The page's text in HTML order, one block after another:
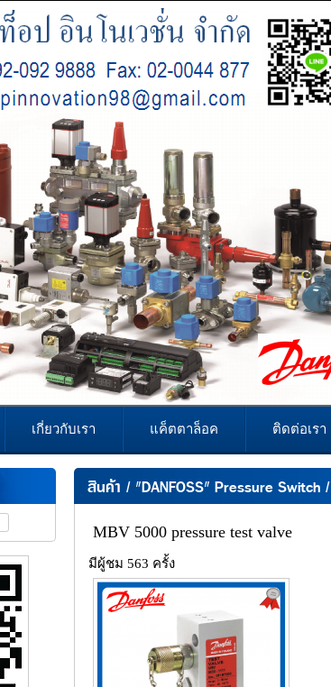
เกี่ยวกับเรา แค็ตตาล็อค ติดต่อเรา
สินค้า / "DANFOSS" Pressure Switch /
MBV 5000 pressure test valve
มีผู้ชม 563 ครั้ง